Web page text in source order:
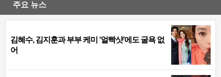
주요 뉴스
김혜수, 김지훈과 부부 케미 ‘얼빡샷’에도 굴욕 없
어